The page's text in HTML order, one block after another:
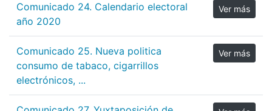
Comunicado 24. Calendario electoral
año 2020
Ver más
Comunicado 25. Nueva politica
consumo de tabaco, cigarrillos
electrónicos, ...
Ver más